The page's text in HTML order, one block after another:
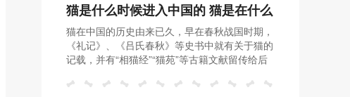
猫是什么时候进入中国的 猫是在什么
时候传入中国的
猫在中国的历史由来已久，早在春秋战国时期，
《礼记》、《吕氏春秋》等史书中就有关于猫的
记载，并有“相猫经”“猫苑”等古籍文献留传给后